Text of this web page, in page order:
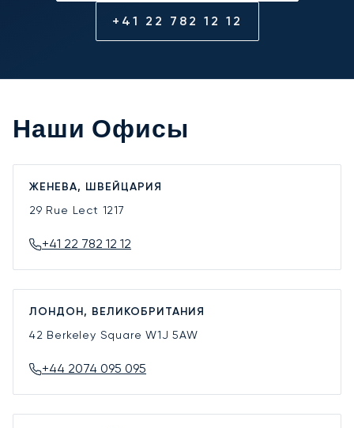
+41 22 782 12 12
Наши Офисы
ЖЕНЕВА, ШВЕЙЦАРИЯ
29 Rue Lect 1217
+41 22 782 12 12
ЛОНДОН, ВЕЛИКОБРИТАНИЯ
42 Berkeley SquareW1J 5AW
+44 2074 095 095